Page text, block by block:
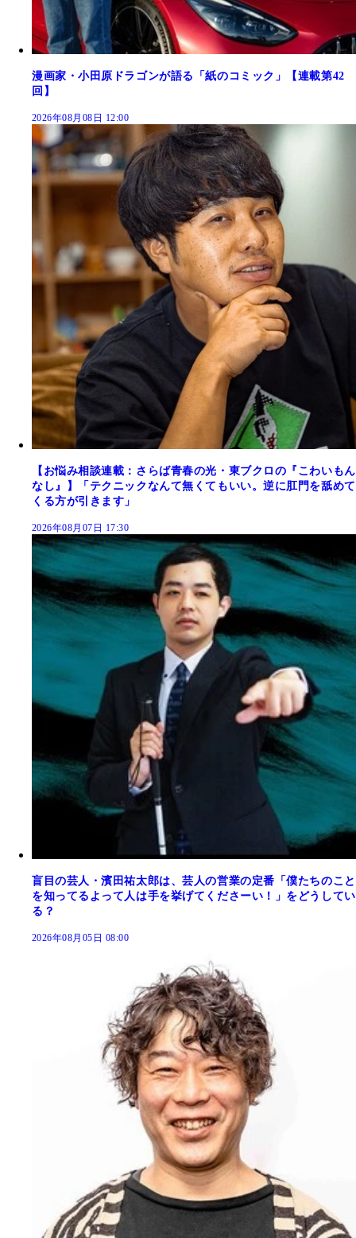
漫画家・小田原ドラゴンが語る「紙のコミック」【連載第42
回】
2026年08月08日 12:00
【お悩み相談連載：さらば青春の光・東ブクロの『こわいもん
なし』】「テクニックなんて無くてもいい。逆に肛門を舐めて
くる方が引きます」
2026年08月07日 17:30
盲目の芸人・濱田祐太郎は、芸人の営業の定番「僕たちのこと
を知ってるよって人は手を挙げてくださーい！」をどうしてい
る？
2026年08月05日 08:00